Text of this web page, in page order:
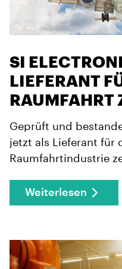
SI
LIEFERANT
RAUMFAHRT
Geprüft und
jetzt als Lieferant für
Raumfahrtindustrie
Weiterlesen